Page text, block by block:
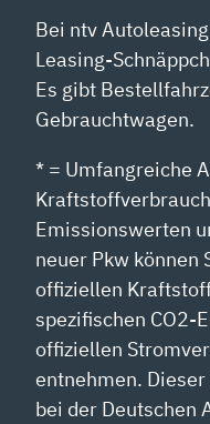
Bei ntv
Leasing-
Es gibt
Gebrauchtwagen.
* = Umfangreiche
Emissionswerten
neuer Pkw können
offiziellen
spezifischen CO2-
offiziellen
entnehmen.
bei der Deutschen